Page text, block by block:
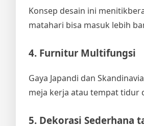
Konsep desain ini
matahari bisa masuk lebih
4. Furnitur Multifungsi
Gaya Japandi dan
meja kerja atau tempat tidur
5. Dekorasi Sederhana